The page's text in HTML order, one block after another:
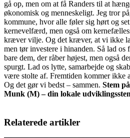
gå op, men om at få Randers til at
økonomisk og menneskeligt. Jeg tror
kommune, hvor alle føler sig hørt og
kernevelfærd, men også om
kræver vilje. Og det kræver, at vi ikke
men tør investere i hinanden. Så lad os
bare dem, der råber højest, men også
spurgt. Lad os lytte, samarbejde og
være stolte af. Fremtiden kommer ikke
Og det gør vi bedst – sammen. Stem
Munk (M) – din lokale
Relaterede artikler